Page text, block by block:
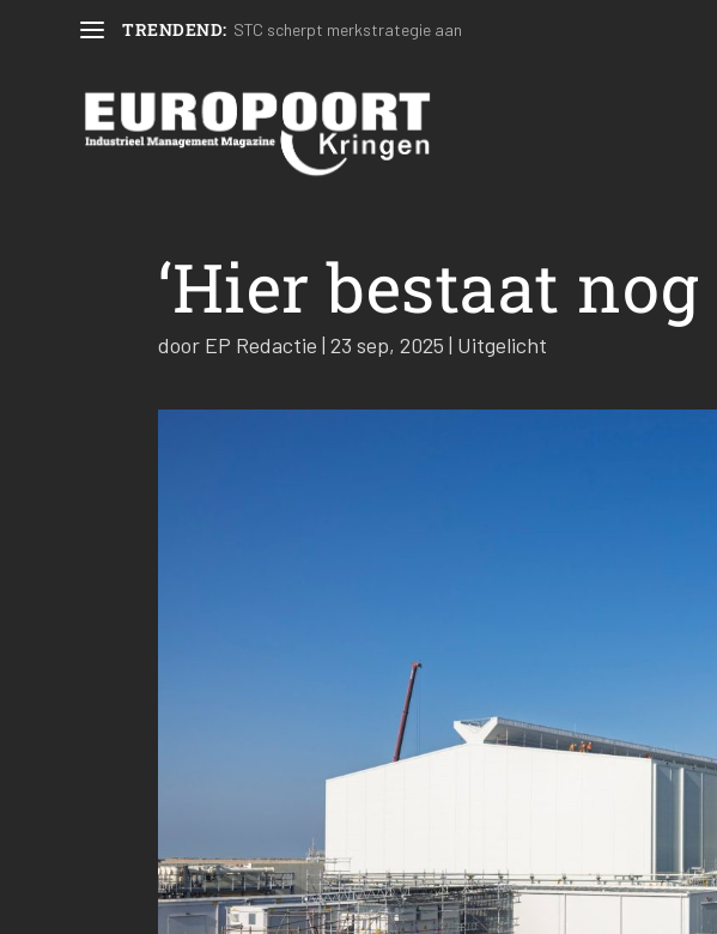
TRENDEND: STC scherpt merkstrategie aan
‘Hier bestaat
door EP Redactie | 23 sep, 2025 | Uitgelicht